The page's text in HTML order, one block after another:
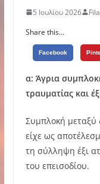
5 Ιουλίου 2026
Share this...
Facebook
α: Άγρια
τραυματίας και
Συμπλοκή
είχε ως
τη σύλληψη έξι
του επεισοδίου.